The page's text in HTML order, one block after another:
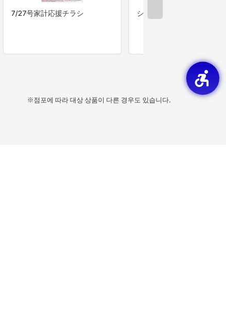
※점포에 따라 대상 상품이 다른 경우도 있습니다.